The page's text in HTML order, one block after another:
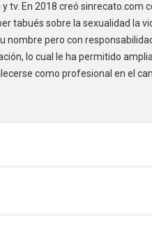
y tv. En 2018 creó sinrecato.com
tabués sobre la sexualidad la
nombre pero con
lo cual le ha permitido
como profesional en el